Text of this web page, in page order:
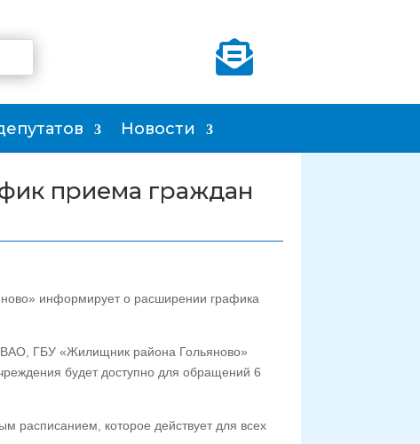

Новости
приема граждан
информирует о расширении графика
ГБУ «Жилищник района Гольяново»
будет доступно для обращений 6
расписанием, которое действует для всех